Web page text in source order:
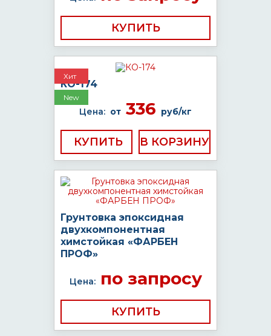
КУПИТЬ
Хит
New
КО-174
Цена: от 336 руб/кг
КУПИТЬ
Грунтовка эпоксидная
двухкомпонентная
химстойкая «ФАРБЕН
ПРОФ»
Цена:по запросу
КУПИТЬ